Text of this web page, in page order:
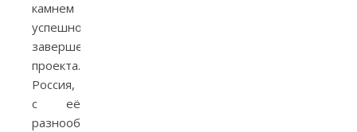
камнем
успешного
завершения
проекта.
Россия,
с её
разнообразными